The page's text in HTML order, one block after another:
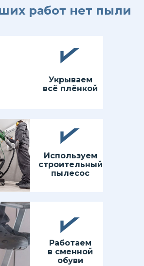
работ нет пыли
Укрываем
всё плёнкой
Работаем
в сменной
обуви
Используем
строительный
пылесос